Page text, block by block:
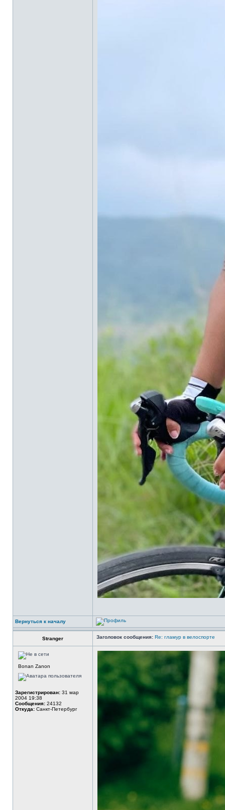
Вернуться к началу
Stranger Заголовок сообщения: Re: гламур в велоспорте
Bonan Zanon
Зарегистрирован: 31 мар
2004 19:38
Сообщения: 24132
Откуда: Санкт-Петербург